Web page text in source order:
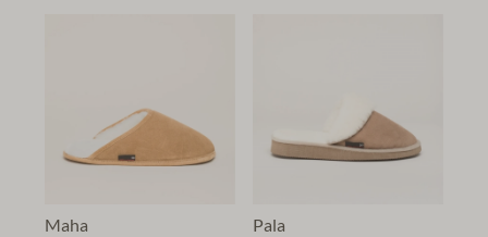
Maha Pala